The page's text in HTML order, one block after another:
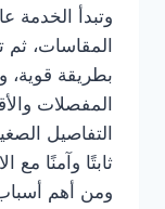
وتبدأ الخدمة
المقاسات، ثم
بطريقة قوية،
المفصلات
التفاصيل
ثابتًا وآمنًا مع
ومن أهم